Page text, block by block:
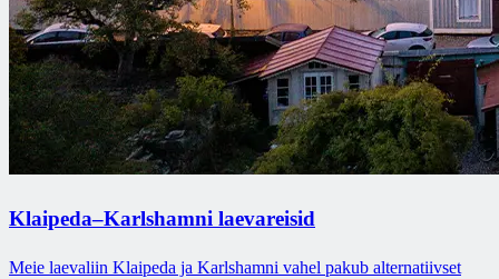
Klaipeda–Karlshamni laevareisid
Meie laevaliin Klaipeda ja Karlshamni vahel pakub alternatiivset